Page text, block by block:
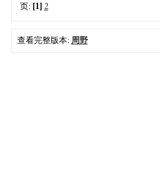
页: [1] 2
查看完整版本: 周野